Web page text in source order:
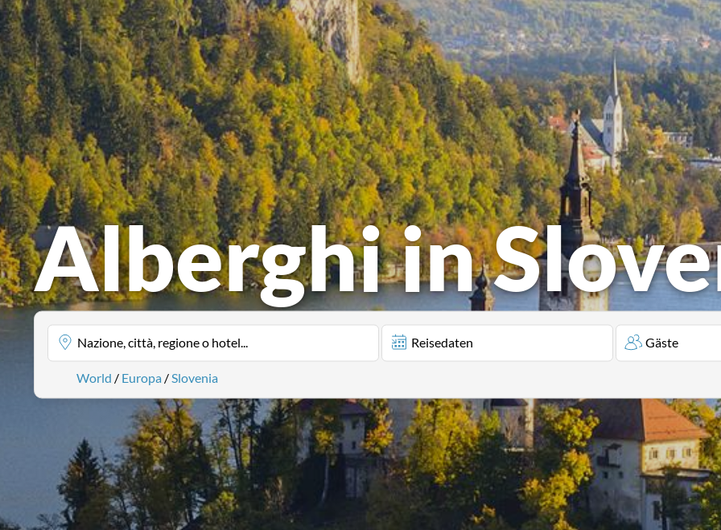
Alberghi in
Nazione, città, regione o hotel... Reisedaten Gäste
World / Europa /Slovenia